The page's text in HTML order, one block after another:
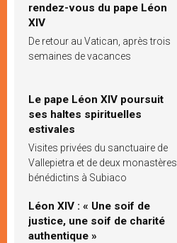
rendez-vous du pape Léon
XIV
De retour au Vatican, après trois
semaines de vacances
Le pape Léon XIV poursuit
ses haltes spirituelles
estivales
Visites privées du sanctuaire de
Vallepietra et de deux monastères
bénédictins à Subiaco
Léon XIV : « Une soif de
justice, une soif de charité
authentique »